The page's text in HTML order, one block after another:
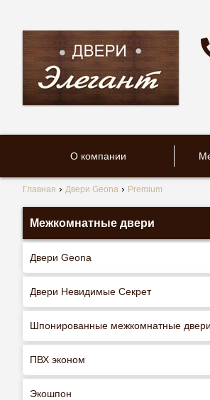
О компании
Главная Двери Geona Premium
Межкомнатные двери
Двери Geona
Двери Невидимые Секрет
Шпонированные межкомнатные двери
ПВХ эконом
Экошпон